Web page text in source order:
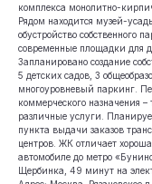
комплекса монолитно-
Рядом находится музей-
обустройство собственного
современные площадки для
Запланировано создание
5 детских садов, 3
многоуровневый паркинг.
коммерческого назначения
различные услуги.
пункта выдачи заказов
центров. ЖК отличает
автомобиле до метро
Щербинка, 49 минут на